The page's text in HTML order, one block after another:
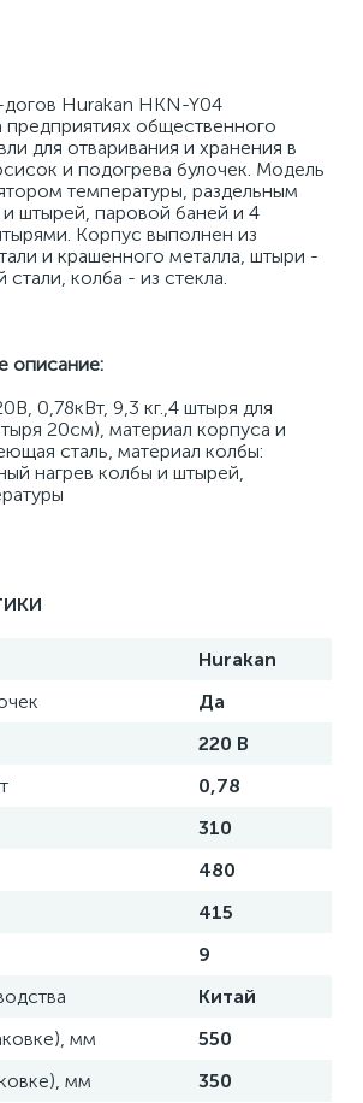
догов Hurakan HKN-Y04
предприятиях общественного
для отваривания и хранения в
и подогрева булочек. Модель
температуры, раздельным
штырей, паровой баней и 4
Корпус выполнен из
и крашенного металла, штыри -
колба - из стекла.
описание:
0,78кВт, 9,3 кг.,4 штыря для
20см), материал корпуса и
сталь, материал колбы:
нагрев колбы и штырей,
Hurakan
Да
220 В
0,78
310
480
415
9
Китай
мм
550
мм
350